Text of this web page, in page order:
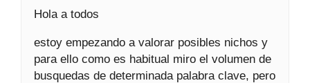
Hola a todos
estoy empezando a valorar posibles nichos y
para ello como es habitual miro el volumen de
busquedas de determinada palabra clave, pero